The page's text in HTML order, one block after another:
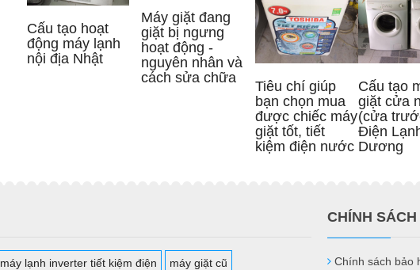
Cấu tạo hoạt
động máy lạnh
nội địa Nhật
Máy giặt đang
giặt bị ngưng
hoạt động -
nguyên nhân và
cách sửa chữa
Tiêu chí giúp
bạn chọn mua
được chiếc máy
giặt tốt, tiết
kiệm điện nước
Cấu tạo
giặt cửa
(cửa
Điện
Dương
máy lạnh inverter tiết kiệm điện máy giặt cũ
CHÍNH SÁCH
Chính sách bảo